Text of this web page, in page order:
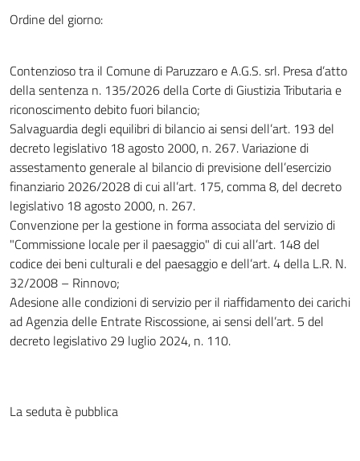
Ordine del giorno:
Contenzioso tra il Comune di Paruzzaro e A.G.S. srl. Presa d’atto
della sentenza n. 135/2026 della Corte di Giustizia Tributaria e
riconoscimento debito fuori bilancio;
Salvaguardia degli equilibri di bilancio ai sensi dell’art. 193 del
decreto legislativo 18 agosto 2000, n. 267. Variazione di
assestamento generale al bilancio di previsione dell’esercizio
finanziario 2026/2028 di cui all’art. 175, comma 8, del decreto
legislativo 18 agosto 2000, n. 267.
Convenzione per la gestione in forma associata del servizio di
"Commissione locale per il paesaggio" di cui all’art. 148 del
codice dei beni culturali e del paesaggio e dell’art. 4 della L.R. N.
32/2008 – Rinnovo;
Adesione alle condizioni di servizio per il riaffidamento dei carichi
ad Agenzia delle Entrate Riscossione, ai sensi dell’art. 5 del
decreto legislativo 29 luglio 2024, n. 110.
La seduta è pubblica